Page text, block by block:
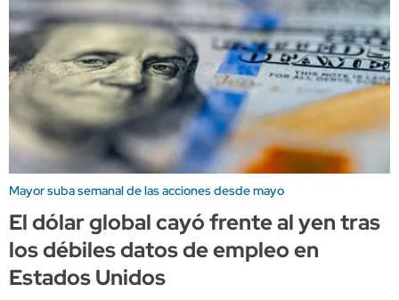
Mayor suba semanal de las acciones desde mayo
El dólar global cayó frente al yen tras
los débiles datos de empleo en
Estados Unidos